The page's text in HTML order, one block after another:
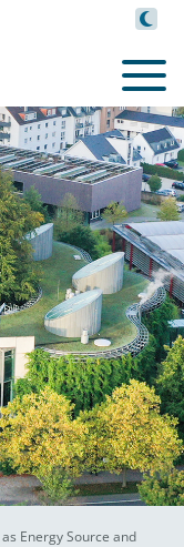
Energy Source and